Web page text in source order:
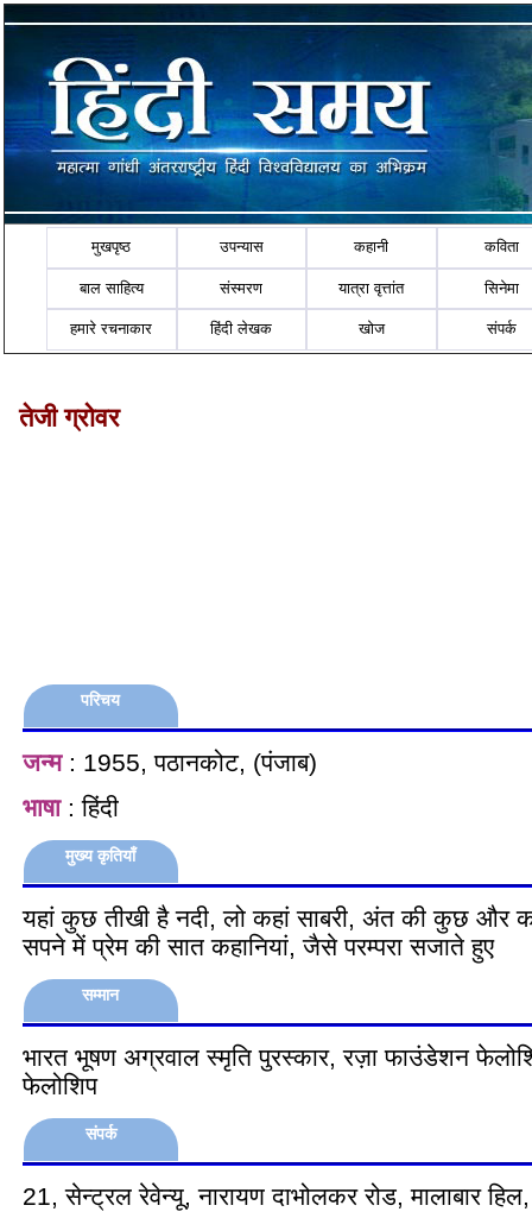
मुखपृष्ठ उपन्यास कहानी कविता
बाल साहित्य संस्मरण यात्रा वृत्तांत सिनेमा
हमारे रचनाकार हिंदी लेखक खोज संपर्क
तेजी ग्रोवर
परिचय
जन्म: 1955, पठानकोट, (पंजाब)
भाषा: हिंदी
मुख्य कृतियाँ
यहां कुछ तीखी है नदी, लो कहां साबरी, अंत की कुछ और
सपने में प्रेम की सात कहानियां, जैसे परम्परा सजाते हुए
सम्मान
भारत भूषण अग्रवाल स्मृति पुरस्कार, रज़ा फाउंडेशन
फेलोशिप
संपर्क
21, सेन्ट्रल रेवेन्यू, नारायण दाभोलकर रोड, मालाबार